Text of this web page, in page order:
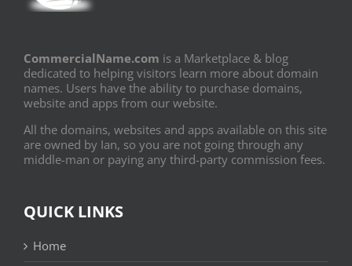
CommercialName.com is a Marketplace & blog
dedicated to helping visitors learn more about domain
names. Users have the ability to purchase domains,
website and apps from our website.
All the domains, websites and apps available on this site
are owned by Ian, so you are not going through any
middle-man or paying any third-party commission fees.
QUICK LINKS
Home